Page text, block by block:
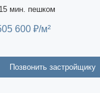
мин. пешком
600 ₽/м²
Позвонить застройщику